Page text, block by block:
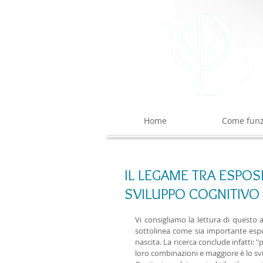
Home Come
IL LEGAME TRA
SVILUPPO
Vi consigliamo la lettura di questo
sottolinea come sia importante
nascita. La ricerca conclude infatti:
loro combinazioni e maggiore è lo